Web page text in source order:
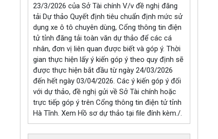
23/3/2026 của Sở Tài chính V/v đề nghị đăng
tải Dự thảo Quyết định tiêu chuẩn định mức sử
dụng xe ô tô chuyên dùng, Cổng thông tin điện
tử tỉnh đăng tải toàn văn dự thảo để các cá
nhân, đơn vị liên quan được biết và góp ý. Thời
gian thực hiện lấy ý kiến góp ý theo quy định sẽ
được thực hiện bắt đầu từ ngày 24/03/2026
đến hết ngày 03/04/2026. Các ý kiến góp ý đối
với dự thảo, đề nghị gửi về Sở Tài chính hoặc
trực tiếp góp ý trên Cổng thông tin điện tử tỉnh
Hà Tĩnh. Xem Hồ sơ dự thảo tại file đính kèm./.